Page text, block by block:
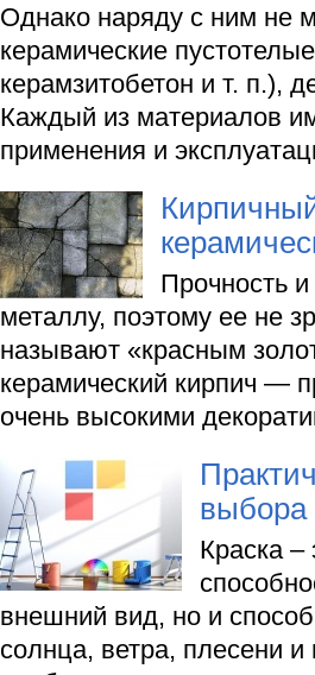
Однако наряду с ним не
керамические
керамзитобетон и т. п.),
Каждый из материалов
применения и
Прочность
металлу, поэтому ее не
называют «красным
керамический кирпич —
очень высокими
выбора
Краска –
внешний вид, но и
солнца, ветра, плесени и